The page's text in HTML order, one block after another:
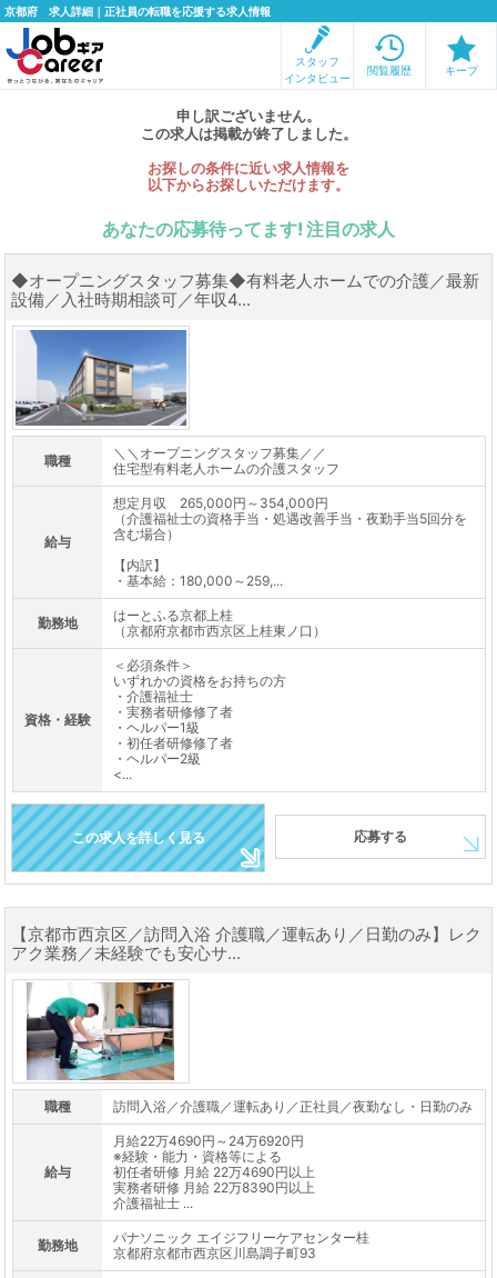
京都府 求人詳細｜正社員の転職を応援する求人情報
スタッフ
インタビュー
閲覧履歴 キープ
申し訳ございません。
この求人は掲載が終了しました。
お探しの条件に近い求人情報を
以下からお探しいただけます。
あなたの応募待ってます! 注目の求人
◆オープニングスタッフ募集◆有料老人ホームでの介護／最新
設備／入社時期相談可／年収4...
職種
＼＼オープニングスタッフ募集／／
住宅型有料老人ホームの介護スタッフ
給与
想定月収 265,000円～354,000円
（介護福祉士の資格手当・処遇改善手当・夜勤手当5回分を
含む場合）
【内訳】
・基本給：180,000～259,...
勤務地
はーとふる京都上桂
（京都府京都市西京区上桂東ノ口）
資格・経験
＜必須条件＞
いずれかの資格をお持ちの方
・介護福祉士
・実務者研修修了者
・ヘルパー1級
・初任者研修修了者
・ヘルパー2級
<...
この求人を詳しく見る 応募する
【京都市西京区／訪問入浴 介護職／運転あり／日勤のみ】レク
アク業務／未経験でも安心サ...
職種 訪問入浴／介護職／運転あり／正社員／夜勤なし・日勤のみ
給与
月給22万4690円～24万6920円
※経験・能力・資格等による
初任者研修 月給 22万4690円以上
実務者研修 月給 22万8390円以上
介護福祉士 ...
勤務地
パナソニック エイジフリーケアセンター桂
京都府京都市西京区川島調子町93